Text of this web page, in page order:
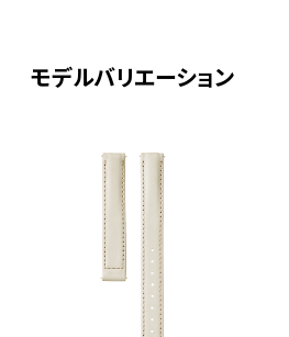
モデルバリエーション